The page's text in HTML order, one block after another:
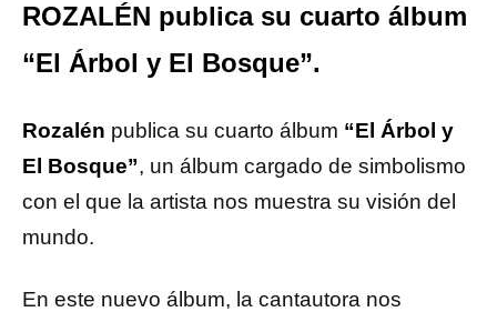
ROZALÉN publica su cuarto álbum
“El Árbol y El Bosque”.
Rozalén publica su cuarto álbum “El Árbol y
El Bosque”, un álbum cargado de simbolismo
con el que la artista nos muestra su visión del
mundo.
En este nuevo álbum, la cantautora nos